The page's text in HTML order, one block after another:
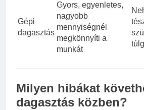
Gépi
dagasztás
Gyors, egyenletes,
nagyobb
mennyiségnél
megkönnyíti a
munkát
Milyen hibákat
dagasztás közben?